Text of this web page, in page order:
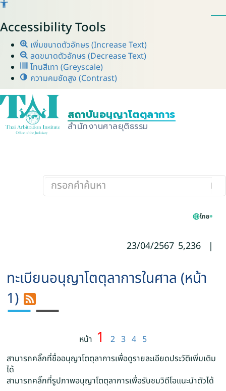
Accessibility Tools
เพิ่มขนาดตัวอักษร (Increase Text)
ลดขนาดตัวอักษร (Decrease Text)
โทนสีเทา (Greyscale)
ความคมชัดสูง (Contrast)
ไทย
ทะเบียนอนุญาโตตุลาการในศาล (หน้า
1)
23/04/2567 5,236 |
หน้า 1 2 3 4 5
สามารถคลิ๊กที่ชื่ออนุญาโตตุลาการเพื่อดูรายละเอียดประวัติเพิ่มเติม
ได้
สามารถคลิ๊กที่รูปภาพอนุญาโตตุลาการเพื่อรับชมวิดีโอแนะนำตัวได้